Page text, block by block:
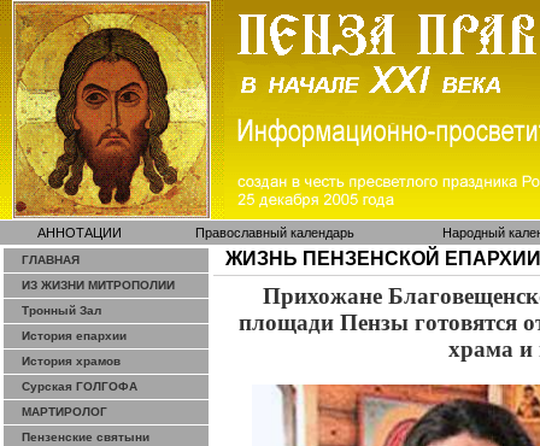
АННОТАЦИИ Православный календарь Народный
ГЛАВНАЯ
ИЗ ЖИЗНИ МИТРОПОЛИИ
Тронный Зал
История епархии
История храмов
Сурская ГОЛГОФА
МАРТИРОЛОГ
Пензенские святыни
ЖИЗНЬ ПЕНЗЕНСКОЙ ЕПАРХИИ
Прихожане
площади Пензы готовятся
храма и